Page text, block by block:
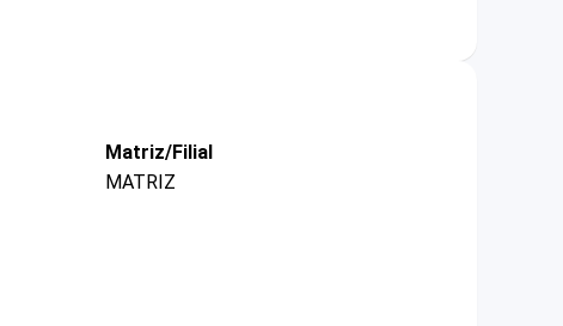
Matriz/Filial
MATRIZ